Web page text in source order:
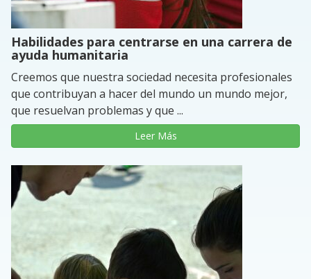
Habilidades para centrarse en una carrera de
ayuda humanitaria
Creemos que nuestra sociedad necesita profesionales
que contribuyan a hacer del mundo un mundo mejor,
que resuelvan problemas y que ...
Leer Más